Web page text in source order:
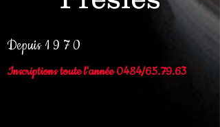
Depuis 1 9 7 0
Inscriptions toute l'année 0484/65.79.63